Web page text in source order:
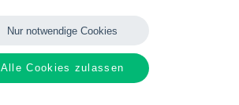
Nur notwendige Cookies
Alle Cookies zulassen